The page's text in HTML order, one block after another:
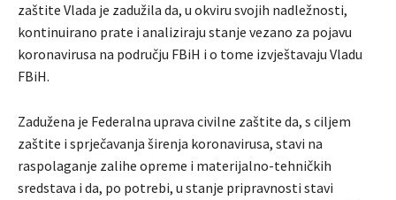
zaštite Vlada je zadužila da, u okviru svojih nadležnosti,
kontinuirano prate i analiziraju stanje vezano za pojavu
koronavirusa na području FBiH i o tome izvještavaju Vladu
FBiH.
Zadužena je Federalna uprava civilne zaštite da, s ciljem
zaštite i sprječavanja širenja koronavirusa, stavi na
raspolaganje zalihe opreme i materijalno-tehničkih
sredstava i da, po potrebi, u stanje pripravnosti stavi